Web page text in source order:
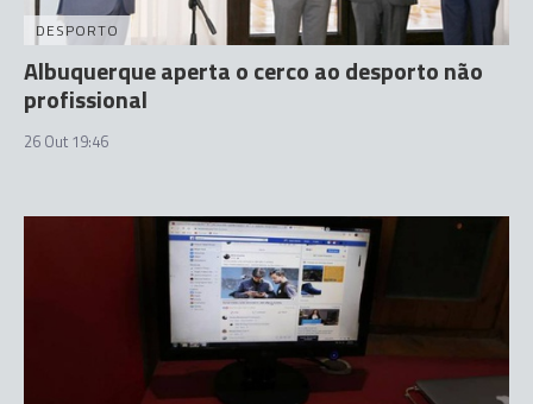
DESPORTO
Albuquerque aperta o cerco ao desporto não
profissional
26 Out 19:46